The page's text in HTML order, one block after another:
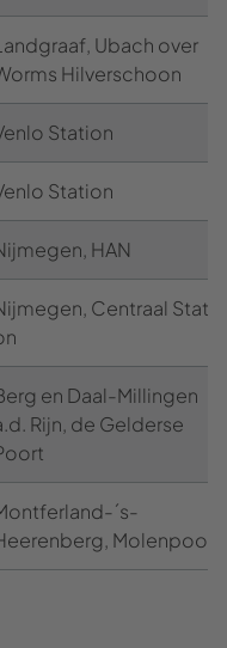
Ubach over
Hil­ver­scho­on
Sta­ti­on
Sta­ti­on
HAN
Cen­tr­aal Sta­ti­
en Daal-​Millingen
Rijn, de Geld­er­se
​´s-​
Mo­len­po­ort